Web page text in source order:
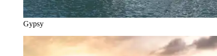
Gypsy